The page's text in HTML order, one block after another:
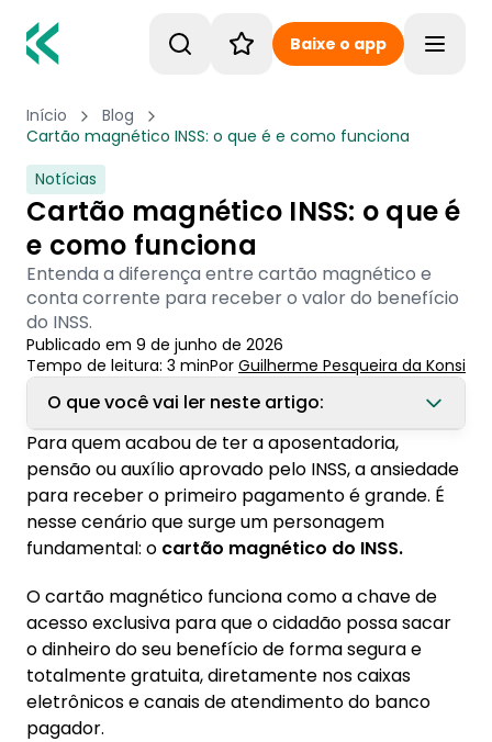
Baixe o app
Início
Blog
Cartão magnético INSS: o que é e como funciona
Notícias
Cartão magnético INSS: o que é
e como funciona
Entenda a diferença entre cartão magnético e
conta corrente para receber o valor do benefício
do INSS.
Publicado em 9 de junho de 2026
Tempo de leitura: 3 minPor Guilherme Pesqueira da Konsi
O que você vai ler neste artigo:
1. O que é o cartão magnético INSS
1.1. Cartão magnético do INSS: como
funciona
2. Como é a emissão do cartão magnético do
INSS
3. Quem recebe pelo cartão magnético INSS
pode contratar consignado?
3.1. Requisitos para contratar consignado
INSS
Para quem acabou de ter a aposentadoria,
pensão ou auxílio aprovado pelo INSS, a ansiedade
para receber o primeiro pagamento é grande. É
nesse cenário que surge um personagem
fundamental: o cartão magnético do INSS.
O cartão magnético funciona como a chave de
acesso exclusiva para que o cidadão possa sacar
o dinheiro do seu benefício de forma segura e
totalmente gratuita, diretamente nos caixas
eletrônicos e canais de atendimento do banco
pagador.